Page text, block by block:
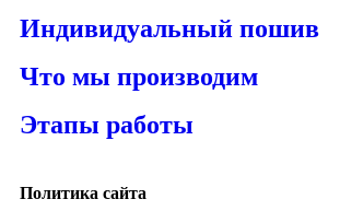
Индивидуальный пошив
Что мы производим
Этапы работы
Политика сайта